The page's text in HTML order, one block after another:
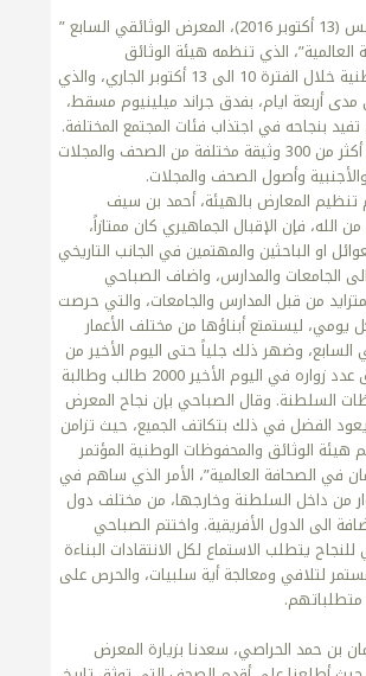
اختتم اليوم الخميس (13 أكتوبر 2016)، المعرض الوثائقي السابع ”
الذي تنظمه هيئة الوثائق
والمحفوظات الوطنية خلال الفترة 10 الى 13 أكتوبر الجاري، والذي
أربعة ايام، بفدق جراند ميلينيوم مسقط،
بنجاحه في اجتذاب فئات المجتمع المختلفة.
حيث يحتوي على أكثر من 300 وثيقة مختلفة من الصحف والمجلات
والأجنبية وأصول الصحف والمجلات.
المعارض بالهيئة، أحمد بن سيف
فإن الإقبال الجماهيري كان ممتازاً،
او الباحثين والمهتمين في الجانب التاريخي
الجامعات والمدارس، واضاف الصباحي
من قبل المدارس والجامعات، والتي حرصت
يومي، ليستمتع أبناؤها من مختلف الأعمار
السابع، وضهر ذلك جلياً حتى اليوم الأخير من
المعرض الذي فاق عدد زواره في اليوم الأخير 2000 طالب وطالبة
السلطنة. وقال الصباحي بإن نجاح المعرض
يعود الفضل في ذلك بتكاتف الجميع، حيث تزامن
الوثائق والمحفوظات الوطنية المؤتمر
في الصحافة العالمية”، الأمر الذي ساهم في
من داخل السلطنة وخارجها، من مختلف دول
الى الدول الأفريقية. واختتم الصباحي
يتطلب الاستماع لكل الانتقادات البناءة
لتلافي ومعالجة أية سلبيات، والحرص على
متطلباتهم.
بن حمد الحراصي، سعدنا بزيارة المعرض